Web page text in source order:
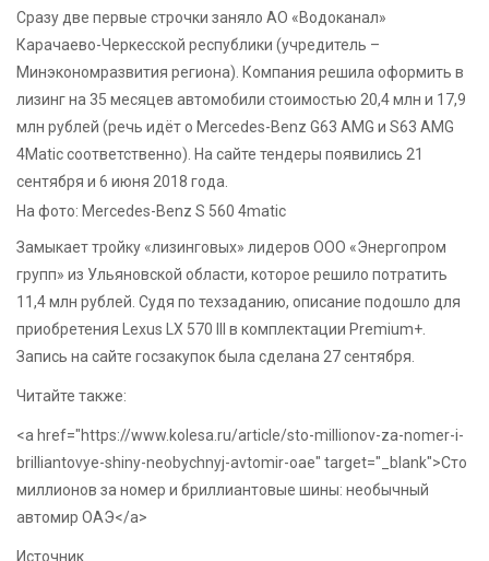
Сразу две первые строчки заняло АО «Водоканал»
Карачаево-Черкесской республики (учредитель –
Минэкономразвития региона). Компания решила оформить в
лизинг на 35 месяцев автомобили стоимостью 20,4 млн и 17,9
млн рублей (речь идёт о Mercedes-Benz G63 AMG и S63 AMG
4Matic соответственно). На сайте тендеры появились 21
сентября и 6 июня 2018 года.
На фото: Mercedes-Benz S 560 4matic
Замыкает тройку «лизинговых» лидеров ООО «Энергопром
групп» из Ульяновской области, которое решило потратить
11,4 млн рублей. Судя по техзаданию, описание подошло для
приобретения Lexus LX 570 III в комплектации Premium+.
Запись на сайте госзакупок была сделана 27 сентября.
Читайте также:
<a href="https://www.kolesa.ru/article/sto-millionov-za-nomer-i-
brilliantovye-shiny-neobychnyj-avtomir-oae" target="_blank">Сто
миллионов за номер и бриллиантовые шины: необычный
автомир ОАЭ</a>
Источник